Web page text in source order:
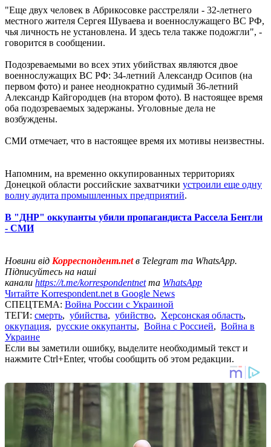
"Еще двух человек в Абрикосовке расстреляли - 32-летнего
местного жителя Сергея Шуваева и военнослужащего ВС РФ,
чья личность не установлена. И здесь тела также подожгли", -
говорится в сообщении.
Подозреваемыми во всех этих убийствах являются двое
военнослужащих ВС РФ: 34-летний Александр Осипов (на
первом фото) и ранее неоднократно судимый 36-летний
Александр Кайгородцев (на втором фото). В настоящее время
оба подозреваемых задержаны. Уголовные дела не
возбуждены.
СМИ отмечает, что в настоящее время их мотивы неизвестны.
Напомним, на временно оккупированных территориях
Донецкой области российские захватчики устроили еще одну
волну аудита промышленных предприятий.
В "ДНР" оккупанты убили пропагандиста Рассела Бентли
- СМИ
Новини від Корреспондент.netв Telegram та WhatsApp.
Підписуйтесь на наші
канали https://t.me/korrespondentnetта WhatsApp
Читайте Korrespondent.net в Google News
СПЕЦТЕМА: Война России с Украиной
ТЕГИ: смерть, убийства, убийство, Херсонская область,
оккупация, русские оккупанты, Война с Россией, Война в
Украине
Если вы заметили ошибку, выделите необходимый текст и
нажмите Ctrl+Enter, чтобы сообщить об этом редакции.